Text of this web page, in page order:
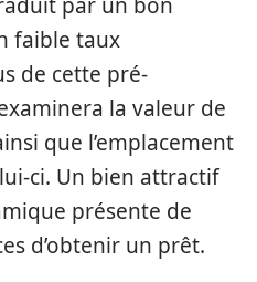
faible taux
de cette pré-
la valeur de
que l’emplacement
ci. Un bien attractif
présente de
d’obtenir un prêt.